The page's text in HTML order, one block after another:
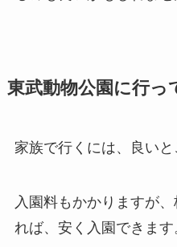
東武動物公園に行
家族で行くには、良いと
入園料もかかりますが
れば、安く入園できます